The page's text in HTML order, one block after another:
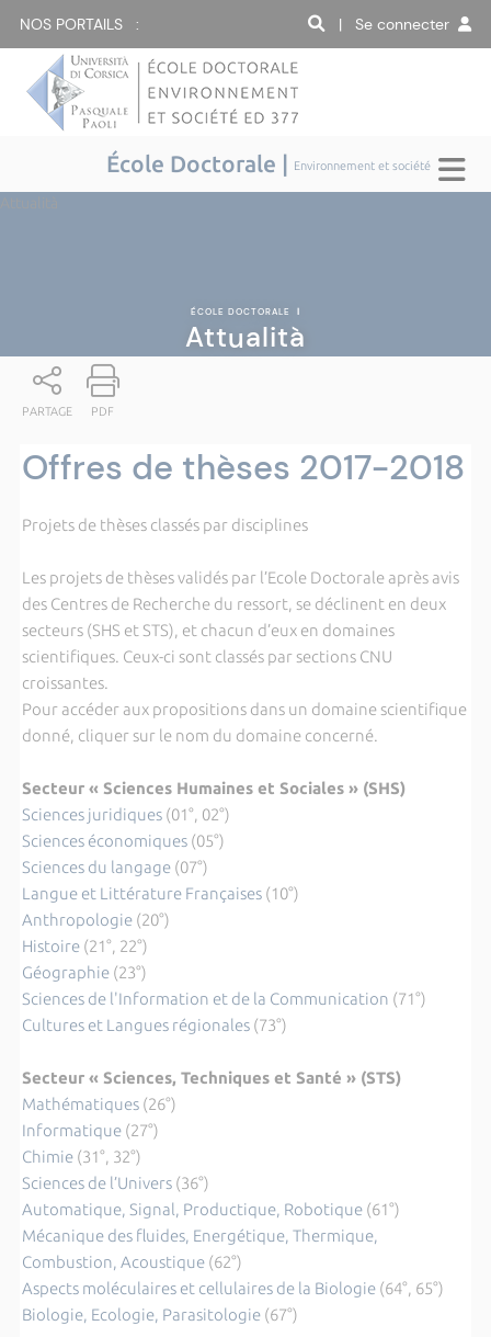
NOS PORTAILS : | Se connecter
École Doctorale | Environnement et société
ÉCOLE DOCTORALE |
Attualità
PARTAGE PDF
Offres de thèses 2017-2018
Projets de thèses classés par disciplines
Les projets de thèses validés par l’Ecole Doctorale après avis
des Centres de Recherche du ressort, se déclinent en deux
secteurs (SHS et STS), et chacun d’eux en domaines
scientifiques. Ceux-ci sont classés par sections CNU
croissantes.
Pour accéder aux propositions dans un domaine scientifique
donné, cliquer sur le nom du domaine concerné.
Secteur « Sciences Humaines et Sociales » (SHS)
Sciences juridiques(01°, 02°)
Sciences économiques(05°)
Sciences du langage(07°)
Langue et Littérature Françaises(10°)
Anthropologie(20°)
Histoire(21°, 22°)
Géographie(23°)
Sciences de l'Information et de la Communication (71°)
Cultures et Langues régionales(73°)
Secteur « Sciences, Techniques et Santé » (STS)
Mathématiques(26°)
Informatique(27°)
Chimie(31°, 32°)
Sciences de l’Univers(36°)
Automatique, Signal, Productique, Robotique(61°)
Mécanique des fluides, Energétique, Thermique,
Combustion, Acoustique(62°)
Aspects moléculaires et cellulaires de la Biologie(64°, 65°)
Biologie, Ecologie, Parasitologie(67°)